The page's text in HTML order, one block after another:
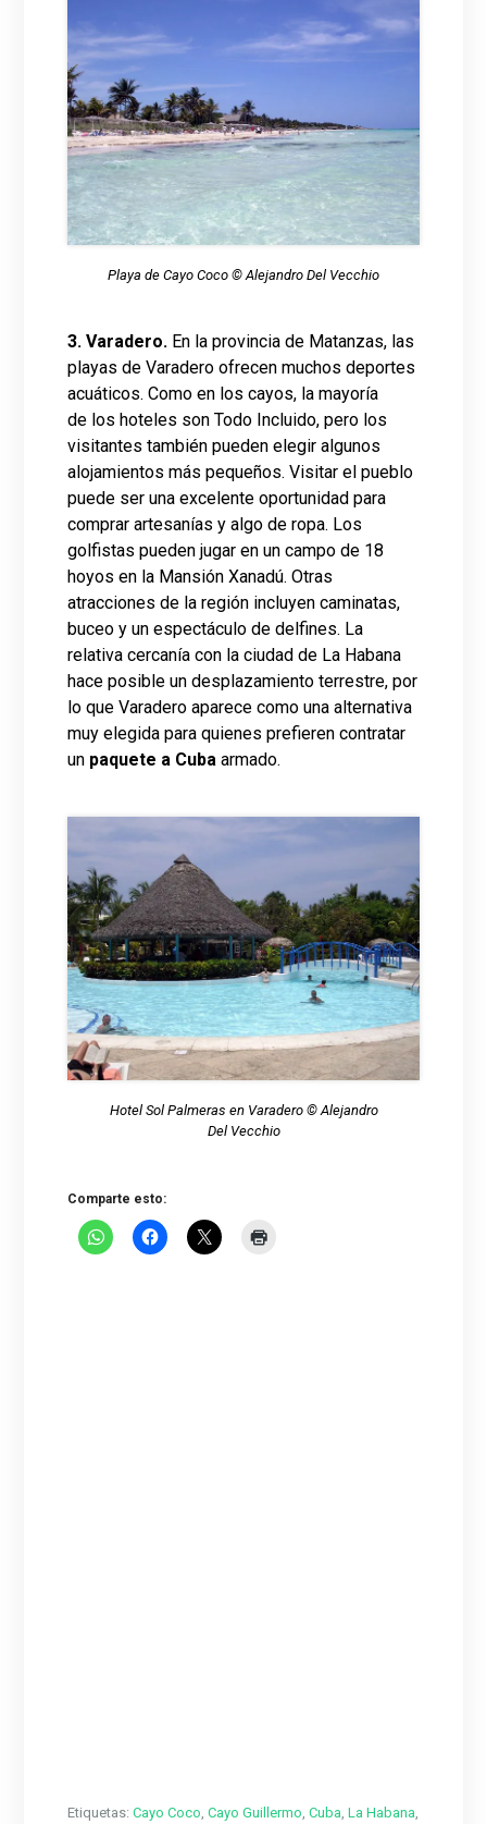
Playa de Cayo Coco © Alejandro Del Vecchio
3. Varadero. En la provincia de Matanzas, las
playas de Varadero ofrecen muchos deportes
acuáticos. Como en los cayos, la mayoría
de los hoteles son Todo Incluido, pero los
visitantes también pueden elegir algunos
alojamientos más pequeños. Visitar el pueblo
puede ser una excelente oportunidad para
comprar artesanías y algo de ropa. Los
golfistas pueden jugar en un campo de 18
hoyos en la Mansión Xanadú. Otras
atracciones de la región incluyen caminatas,
buceo y un espectáculo de delfines. La
relativa cercanía con la ciudad de La Habana
hace posible un desplazamiento terrestre, por
lo que Varadero aparece como una alternativa
muy elegida para quienes prefieren contratar
un paquete a Cuba armado.
Hotel Sol Palmeras en Varadero © Alejandro
Del Vecchio
Comparte esto:
Etiquetas:Cayo Coco,Cayo Guillermo,Cuba,La Habana,